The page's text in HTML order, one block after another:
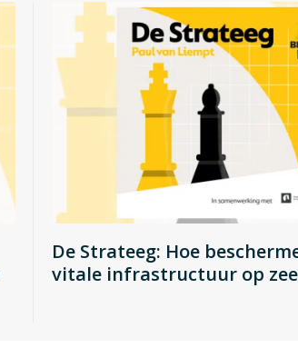
De Strateeg: Hoe
vitale infrastructuur op